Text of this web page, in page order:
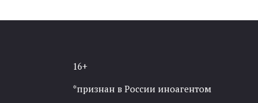
16+
*признан в России иноагентом